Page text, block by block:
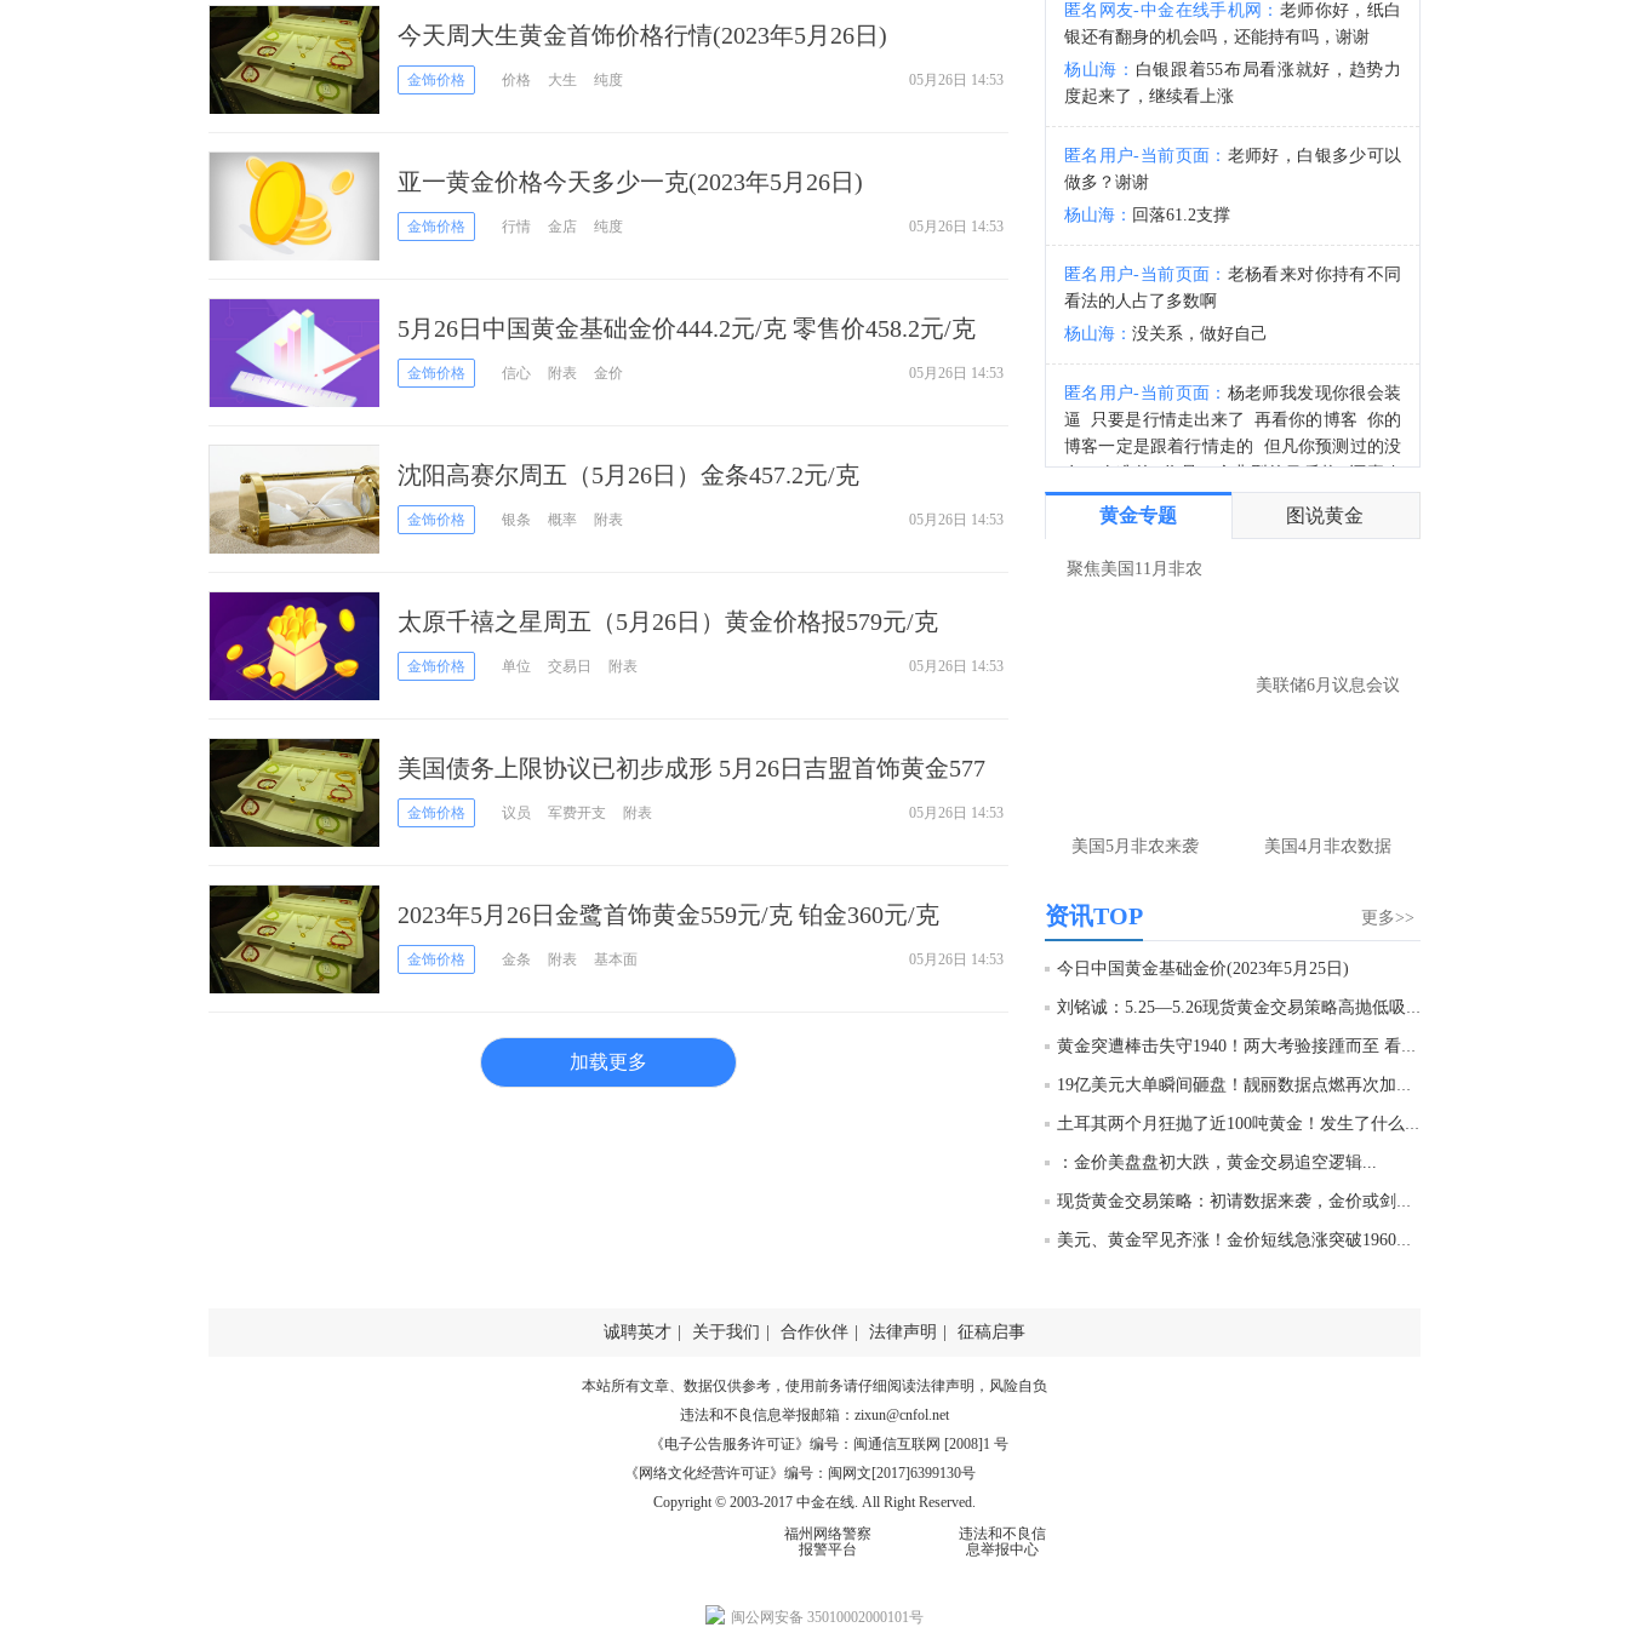
今天周大生黄金首饰价格行情(2023年5月26日)
金饰价格 价格 大生 纯度 05月26日 14:53
亚一黄金价格今天多少一克(2023年5月26日)
金饰价格 行情 金店 纯度 05月26日 14:53
5月26日中国黄金基础金价444.2元/克 零售价458.2元/克
金饰价格 信心 附表 金价 05月26日 14:53
沈阳高赛尔周五（5月26日）金条457.2元/克
金饰价格 银条 概率 附表 05月26日 14:53
太原千禧之星周五（5月26日）黄金价格报579元/克
金饰价格 单位 交易日 附表 05月26日 14:53
美国债务上限协议已初步成形 5月26日吉盟首饰黄金577
元/克
金饰价格 议员 军费开支 附表 05月26日 14:53
2023年5月26日金鹭首饰黄金559元/克 铂金360元/克
金饰价格 金条 附表 基本面 05月26日 14:53
加载更多
金十数据8月6日讯，据外媒报道，印尼已推迟对电商平台上的本地卖家征收 0.5%所得税的计划，理由是担心经济增长和消费者购买力。印尼税务部门周三晚间表示，该国电子商务平台将从11月1日起开始为平台卖家代收所得税。印尼财政部长表示，该政策原定于8月1日生效，但将推迟到经济状况改善后再实施。根据该计划，被指定的电商平台将按照卖家营业额总额的0.5%代收《所得税法》第22条规定的所得税，其中不包括增值税。此前，Tokopedia、Shopee、Lazada和Blibli已被指定为税收代收平台。
匿名网友-中金在线手机网： 老师你好，纸白
银还有翻身的机会吗，还能持有吗，谢谢
杨山海： 白银跟着55布局看涨就好，趋势力
度起来了，继续看上涨
匿名用户-当前页面： 老师好，白银多少可以
做多？谢谢
杨山海： 回落61.2支撑
匿名用户-当前页面： 老杨看来对你持有不同
看法的人占了多数啊
杨山海： 没关系，做好自己
匿名用户-当前页面： 杨老师我发现你很会装
逼 只要是行情走出来了 再看你的博客 你的
博客一定是跟着行情走的 但凡你预测过的没
有一次准的 你是一个典型的马后炮 还喜欢
装逼
是反复强调思路，反复提示布局，没看见每
个单，你再看你，等到4250做多？给你4250
还有机会出来吗？请老师指导一下谢谢！
匿名用户-当前页面：老师 今天黄金怎么看
杨山海：趋势出来了，顺势看涨
匿名网友-中金在线手机网：杨老师！黄金具
黄金专题 图说黄金
聚焦美国11月非农
美联储6月议息会议
美国5月非农来袭 美国4月非农数据
更多>>
资讯TOP
今日中国黄金基础金价(2023年5月25日)
刘铭诚：5.25—5.26现货黄金交易策略高抛低吸，...
黄金突遭棒击失守1940！两大考验接踵而至 看跌...
19亿美元大单瞬间砸盘！靓丽数据点燃再次加息预...
土耳其两个月狂抛了近100吨黄金！发生了什么？
：金价美盘盘初大跌，黄金交易追空逻辑...
现货黄金交易策略：初请数据来袭，金价或剑指10...
美元、黄金罕见齐涨！金价短线急涨突破1960美元...
诚聘英才 关于我们 合作伙伴 法律声明 征稿启事
本站所有文章、数据仅供参考，使用前务请仔细阅读法律声明 ，风险自负
违法和不良信息举报邮箱： zixun@cnfol.net
《电子公告服务许可证》编号：闽通信互联网 [2008]1 号
《网络文化经营许可证》编号：闽网文[2017]6399130号
Copyright © 2003-2017 中金在线. All Right Reserved.
福州网络警察
报警平台
违法和不良信
息举报中心
闽公网安备 35010002000101号